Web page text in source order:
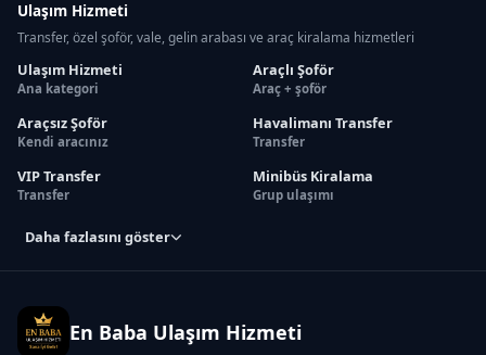
Ulaşım Hizmeti
Transfer, özel şoför, vale, gelin arabası ve araç kiralama hizmetleri
Ulaşım Hizmeti
Ana kategori
Araçlı Şoför
Araç + şoför
Araçsız Şoför
Kendi aracınız
Havalimanı Transfer
Transfer
VIP Transfer
Transfer
Minibüs Kiralama
Grup ulaşımı
Daha fazlasını göster
En Baba Ulaşım Hizmeti